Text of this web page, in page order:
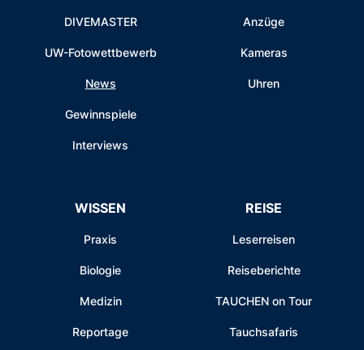
DIVEMASTER
UW-Fotowettbewerb
News
Gewinnspiele
Interviews
Anzüge
Kameras
Uhren
WISSEN
Praxis
Biologie
Medizin
Reportage
REISE
Leserreisen
Reiseberichte
TAUCHEN on Tour
Tauchsafaris